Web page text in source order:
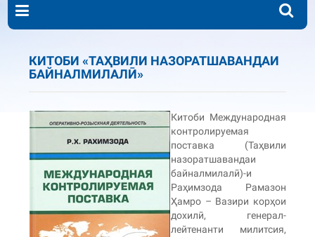
КИТОБИ «ТАҲВИЛИ НАЗОРАТШАВАНДАИ
БАЙНАЛМИЛАЛӢ»
Китоби Международная
контролируемая
поставка (Таҳвили
назоратшавандаи
байналмилалӣ)-и
Раҳимзода Рамазон
Ҳамро – Вазири корҳои
дохилӣ, генерал-
лейтенанти милитсия,